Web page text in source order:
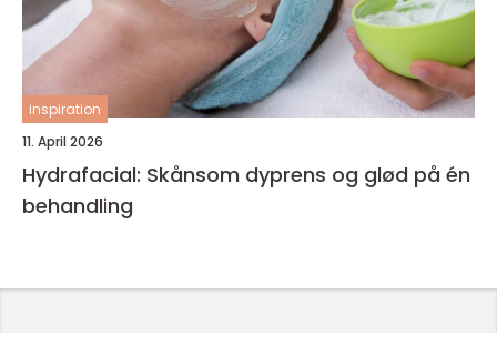
inspiration
11. April 2026
Hydrafacial: Skånsom dyprens og glød på én
behandling